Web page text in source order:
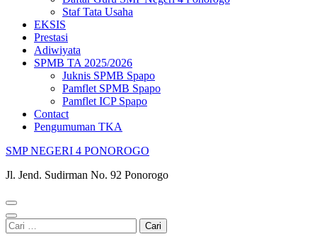
Staf Tata Usaha
EKSIS
Prestasi
Adiwiyata
SPMB TA 2025/2026
Juknis SPMB Spapo
Pamflet SPMB Spapo
Pamflet ICP Spapo
Contact
Pengumuman TKA
SMP NEGERI 4 PONOROGO
Jl. Jend. Sudirman No. 92 Ponorogo
Cari
untuk: